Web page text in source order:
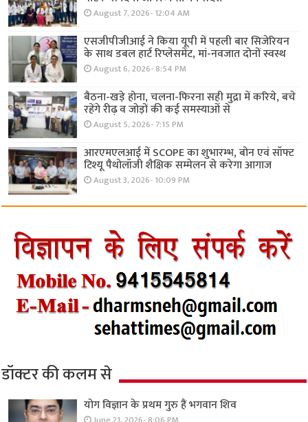
August 7, 2026- 12:04 AM
एसजीपीजीआई ने किया यूपी में पहली बार सिजेरियन
के साथ डबल हार्ट रिप्लेसमेंट, मां-नवजात दोनों स्वस्थ
August 6, 2026- 8:54 PM
बैठना-खड़े होना, चलना-फिरना सही मुद्रा में करिये, बचे
रहेंगे रीढ़ व जोड़ों की कई समस्याओं से
August 5, 2026- 7:15 PM
आरएमएलआई में SCOPE का शुभारम्भ, बोन एवं सॉफ्ट
टिश्यू पैथोलॉजी शैक्षिक सम्मेलन से करेगा आगाज
August 3, 2026- 10:09 PM
डॉक्टर की कलम से
योग विज्ञान के प्रथम गुरु हैं भगवान शिव